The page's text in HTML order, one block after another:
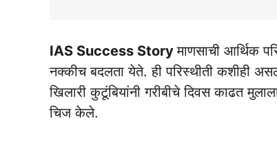
IAS Success Storyमाणसाची आर्थिक
नक्कीच बदलता येते. ही परिस्थीती कशीही
खिलारी कुटूंबियांनी गरीबीचे दिवस काढत
चिज केले.